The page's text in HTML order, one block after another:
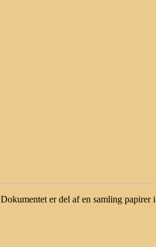
Dokumentet er del af en samling